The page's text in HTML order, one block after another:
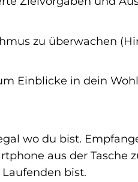
zu überwachen
Einblicke in dein
wo du bist.
aus der Tasche
bist.